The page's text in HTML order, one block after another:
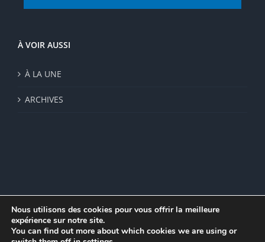
À VOIR AUSSI
À LA UNE
ARCHIVES
© Institut de recherche de la FSU 2023 | Par FSU |Plan du site
Nous utilisons des cookies pour vous offrir la meilleure
expérience sur notre site.
You can find out more about which cookies we are using or